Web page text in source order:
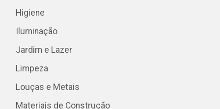
Higiene
Iluminação
Jardim e Lazer
Limpeza
Louças e Metais
Materiais de Construção